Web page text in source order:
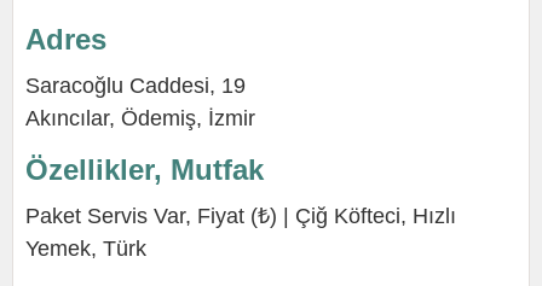
Adres
Saracoğlu Caddesi, 19
Akıncılar, Ödemiş, İzmir
Özellikler, Mutfak
Paket Servis Var, Fiyat (₺) | Çiğ Köfteci, Hızlı
Yemek, Türk